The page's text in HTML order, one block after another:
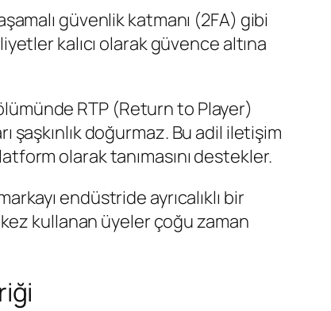
güvenlik katmanı (2FA) gibi
kalıcı olarak güvence altına
RTP (Return to Player)
şaşkınlık doğurmaz. Bu adil iletişim
olarak tanımasını destekler.
endüstride ayrıcalıklı bir
kullanan üyeler çoğu zaman